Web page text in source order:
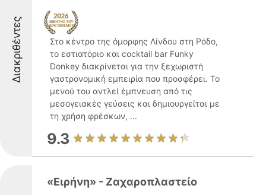
Διακριθέντες
Στο κέντρο της όμορφης Λίνδου στη Ρόδο,
το εστιατόριο και cocktail bar Funky
Donkey διακρίνεται για την ξεχωριστή
γαστρονομική εμπειρία που προσφέρει. Το
μενού του αντλεί έμπνευση από τις
μεσογειακές γεύσεις και δημιουργείται με
τη χρήση φρέσκων, ...
9.3
«Ειρήνη» - Ζαχαροπλαστείο